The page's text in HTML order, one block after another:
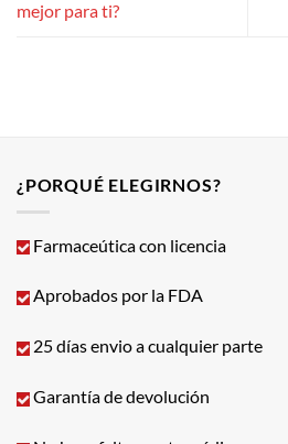
mejor para ti?
¿PORQUÉ ELEGIRNOS?
Farmaceútica con licencia
Aprobados por la FDA
25 días envio a cualquier parte
Garantía de devolución